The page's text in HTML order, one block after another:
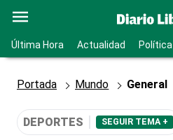
Última Hora Actualidad Política
Portada Mundo General
DEPORTES SEGUIR TEMA +